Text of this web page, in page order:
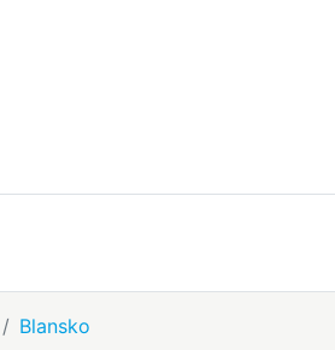
Blansko